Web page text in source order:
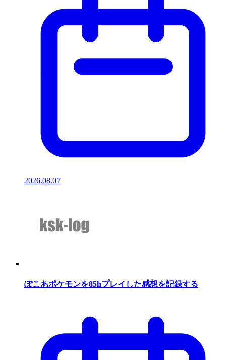
2026.08.07
ぽこあポケモンを85hプレイした感想を記録する